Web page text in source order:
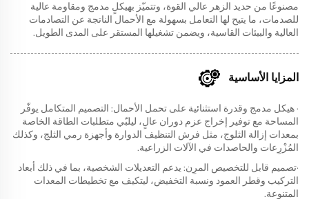
مصنوعًا من حديد الزهر عالي القوة، وتتميّز بهيكلٍ مدمج ومقاومة عالية
للصدمات، ما يتيح لها التعامل بسهولة مع الأحمال الناتجة عن التصادمات
العالية والبيئات القاسية، ويضمن تشغيلها المستقر على المدى الطويل.
المزايا الأساسية
· هيكل مدمج وقدرة استثنائية على تحمل الأحمال: التصميم المتكامل يوفّر
المساحة مع توفير إخراج عزم دوران عالٍ، ليلبّي متطلبات الطاقة الخاصة
بمعدات إزالة الثلوج، مثل فرش التنظيف الدوارة وأجهزة رمي الثلج، وكذلك
المُزْرِعات والحاصدات في الآلات الزراعية.
·تصميم قابل للتخصيص المرِن: يدعم التعديلات الشخصية، بما في ذلك أبعاد
التركيب وقطر العمود ونسبة التخفيض، ليتكيف مع تخطيطات المعدات
المتنوعة.